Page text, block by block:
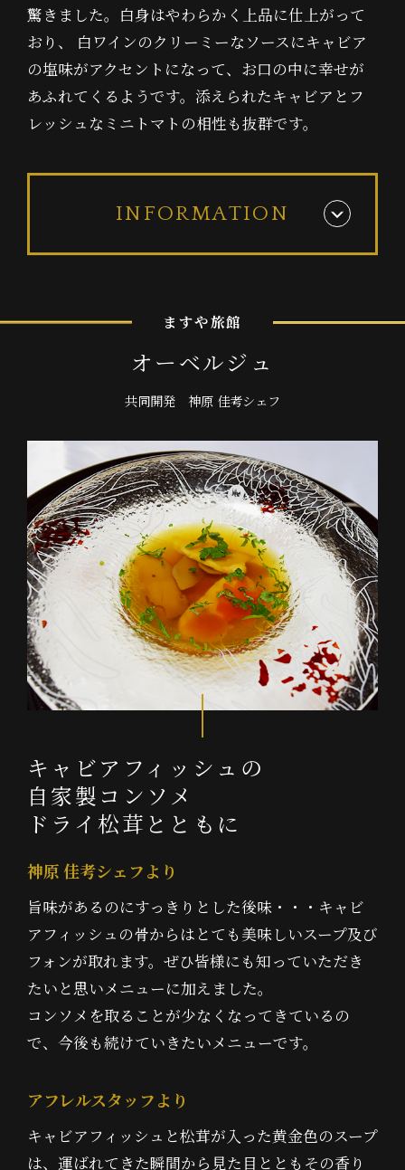
驚きました。白身はやわらかく上品に仕上がって
おり、 白ワインのクリーミーなソースにキャビア
の塩味がアクセントになって、お口の中に幸せが
あふれてくるようです。添えられたキャビアとフ
レッシュなミニトマトの相性も抜群です。
INFORMATION
ま すや旅館
オ ーベルジ ュ
共同開発 神原 佳考シ ェ フ
キャビアフィッシュの
自家製コンソメ
ドライ松茸とともに
神原 佳考シェフより
旨味があるのにすっきりとした後味・・・キャビ
アフィッシュの骨からはとても美味しいスープ及び
フォンが取れます。ぜひ皆様にも知っていただき
たいと思いメニューに加えました。
コンソメを取ることが少なくなってきているの
で、今後も続けていきたいメニューです。
アフレルスタッフより
キャビアフィッシュと松茸が入った黄金色のスープ
は、運ばれてきた瞬間から見た目とともその香り